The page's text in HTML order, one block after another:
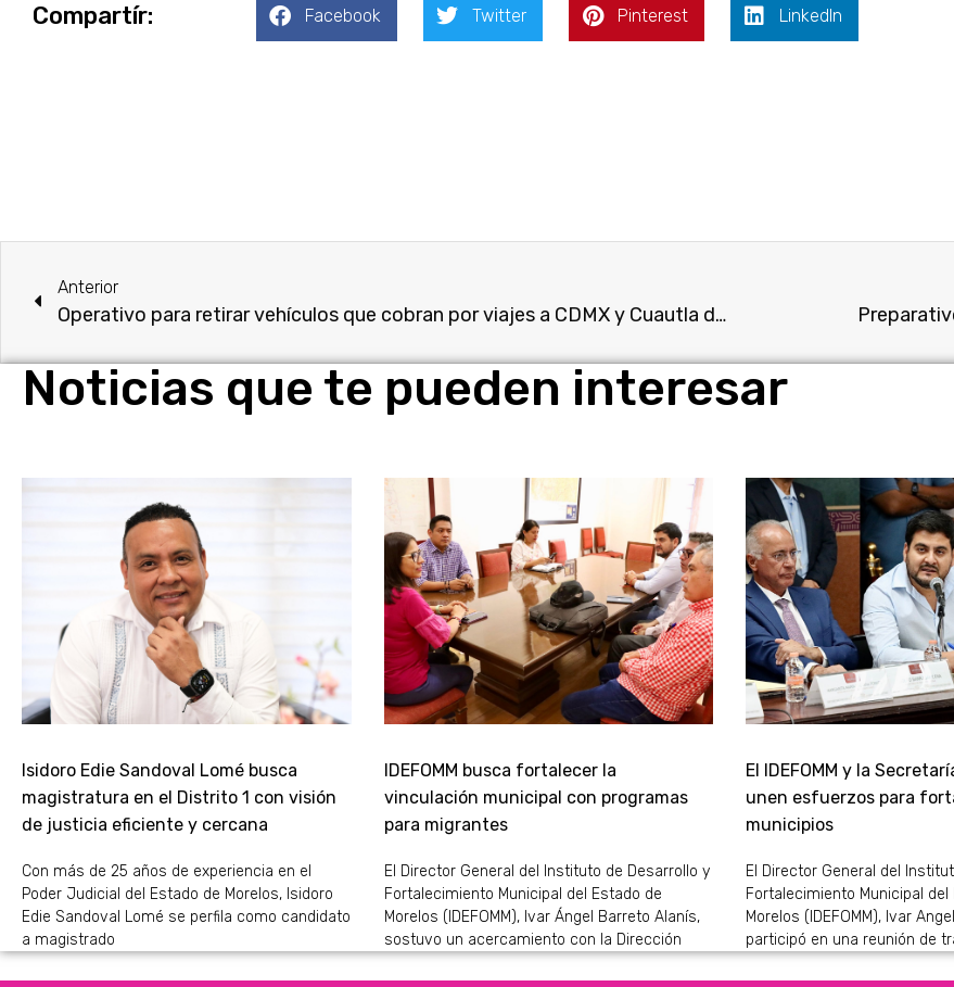
Compartír: Facebook Twitter Pinterest LinkedIn
Anterior
Operativo para retirar vehículos que cobran por viajes a CDMX y Cuautla de maneja ilegal.
Noticias que te pueden interesar
Isidoro Edie Sandoval Lomé busca
magistratura en el Distrito 1 con visión
de justicia eficiente y cercana
Con más de 25 años de experiencia en el
Poder Judicial del Estado de Morelos, Isidoro
Edie Sandoval Lomé se perfila como candidato
a magistrado
IDEFOMM busca fortalecer la
vinculación municipal con programas
para migrantes
El Director General del Instituto de Desarrollo y
Fortalecimiento Municipal del Estado de
Morelos (IDEFOMM), Ivar Ángel Barreto Alanís,
sostuvo un acercamiento con la Dirección
El IDEFOMM y la
unen esfuerzos para
municipios
El Director General del
Fortalecimiento Municipal del
Morelos (IDEFOMM), Ivar
participó en una reunión de